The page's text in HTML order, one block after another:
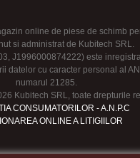
online de piese de schimb
si administrat de Kubitech SRL.
J1996000874222) este
datelor cu caracter personal al
numarul 21285.
Kubitech SRL, toate drepturile
CONSUMATORILOR - A.N.P.C
ONLINE A LITIGIILOR